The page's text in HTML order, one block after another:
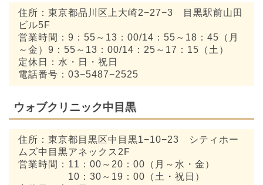
住所：東京都品川区上大崎2−27−3 目黒駅前山田
ビル5F
営業時間：9：55～13：00/14：55～18：45（月
～金）9：55～13：00/14：25～17：15（土）
定休日：水・日・祝日
電話番号：03−5487−2525
ウォブクリニック中目黒
住所：東京都目黒区中目黒1−10−23 シティホー
ムズ中目黒アネックス2F
営業時間：11：00～20：00（月～水・金）
10：30～19：00（土・祝日）